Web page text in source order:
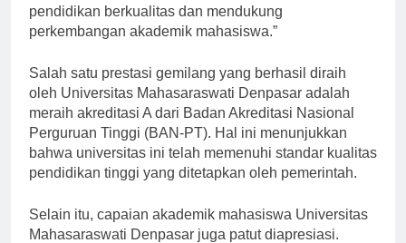
pendidikan berkualitas dan mendukung
perkembangan akademik mahasiswa.”
Salah satu prestasi gemilang yang berhasil diraih
oleh Universitas Mahasaraswati Denpasar adalah
meraih akreditasi A dari Badan Akreditasi Nasional
Perguruan Tinggi (BAN-PT). Hal ini menunjukkan
bahwa universitas ini telah memenuhi standar kualitas
pendidikan tinggi yang ditetapkan oleh pemerintah.
Selain itu, capaian akademik mahasiswa Universitas
Mahasaraswati Denpasar juga patut diapresiasi.